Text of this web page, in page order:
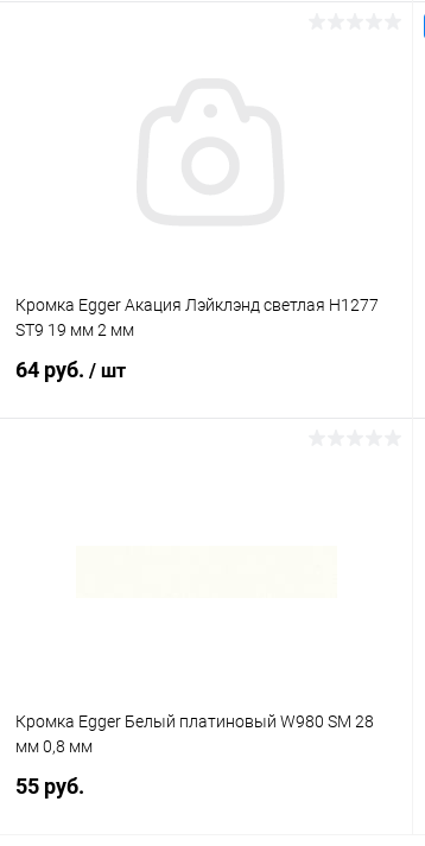
Кромка Egger Акация Лэйклэнд светлая H1277
ST9 19 мм 2 мм
64 руб. / шт
Кромка Egger Белый платиновый W980 SM 28
мм 0,8 мм
55 руб.